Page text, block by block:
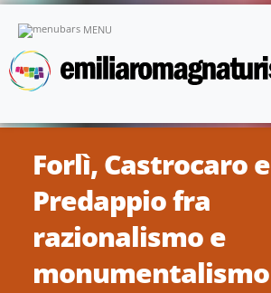
MENU
Forlì, Castrocaro e
Predappio fra
razionalismo e
monumentalismo